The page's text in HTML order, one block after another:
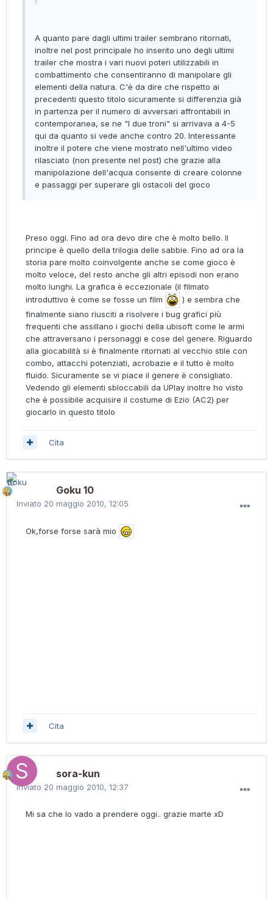
A quanto pare dagli ultimi trailer sembrano ritornati,
inoltre nel post principale ho inserito uno degli ultimi
trailer che mostra i vari nuovi poteri utilizzabili in
combattimento che consentiranno di manipolare gli
elementi della natura. C'è da dire che rispetto ai
precedenti questo titolo sicuramente si differenzia già
in partenza per il numero di avversari affrontabili in
contemporanea, se ne "I due troni" si arrivava a 4-5
qui da quanto si vede anche contro 20. Interessante
inoltre il potere che viene mostrato nell'ultimo video
rilasciato (non presente nel post) che grazie alla
manipolazione dell'acqua consente di creare colonne
e passaggi per superare gli ostacoli del gioco
Preso oggi. Fino ad ora devo dire che è molto bello. Il
principe è quello della trilogia delle sabbie. Fino ad ora la
storia pare molto coinvolgente anche se come gioco è
molto veloce, del resto anche gli altri episodi non erano
molto lunghi. La grafica è eccezionale (il filmato
introduttivo è come se fosse un film
) e sembra che
finalmente siano riusciti a risolvere i bug grafici più
frequenti che assillano i giochi della ubisoft come le armi
che attraversano i personaggi e cose del genere. Riguardo
alla giocabilità si è finalmente ritornati al vecchio stile con
combo, attacchi potenziati, acrobazie e il tutto è molto
fluido. Sicuramente se vi piace il genere è consigliato.
Vedendo gli elementi sbloccabili da UPlay inoltre ho visto
che è possibile acquisire il costume di Ezio (AC2) per
giocarlo in questo titolo
Cita
Goku 10
Inviato 20 maggio 2010, 12:05
Ok,forse forse sarà mio
Cita
sora-kun
Inviato 20 maggio 2010, 12:37
Mi sa che lo vado a prendere oggi.. grazie marte xD